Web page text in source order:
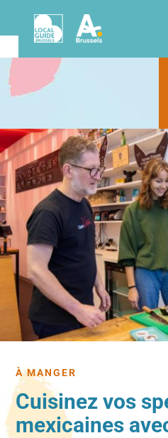
À MANGER
Cuisinez vos
mexicaines